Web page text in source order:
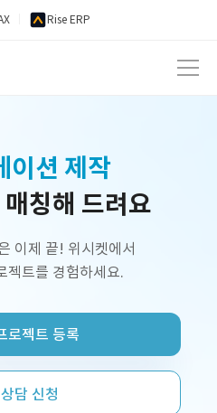
Rise ERP
스템 개발
스 개발
스 개발
업 외주 개발
발자 구인
제작
구축
칭해 드려요
이제 끝! 위시켓에서
젝트를 경험하세요.
로젝트 등록
담 신청